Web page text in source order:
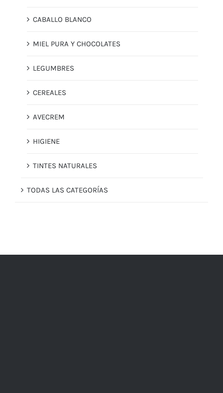
CABALLO BLANCO
MIEL PURA Y CHOCOLATES
LEGUMBRES
CEREALES
AVECREM
HIGIENE
TINTES NATURALES
TODAS LAS CATEGORÍAS